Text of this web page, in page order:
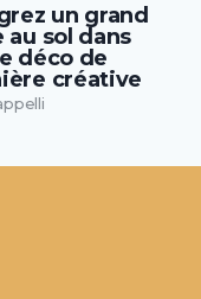
un grand
au sol dans
déco de
créative